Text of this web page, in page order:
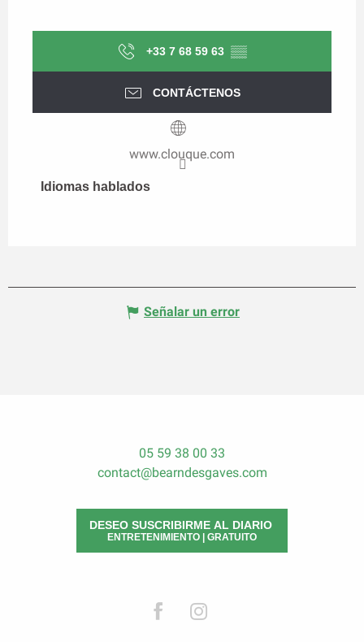
+33 7 68 59 63 ▒▒
CONTÁCTENOS
www.clouque.com
Idiomas hablados
Idiomas hablados
Señalar un error
05 59 38 00 33
contact@bearndesgaves.com
DESEO SUSCRIBIRME AL DIARIO
ENTRETENIMIENTO | GRATUITO